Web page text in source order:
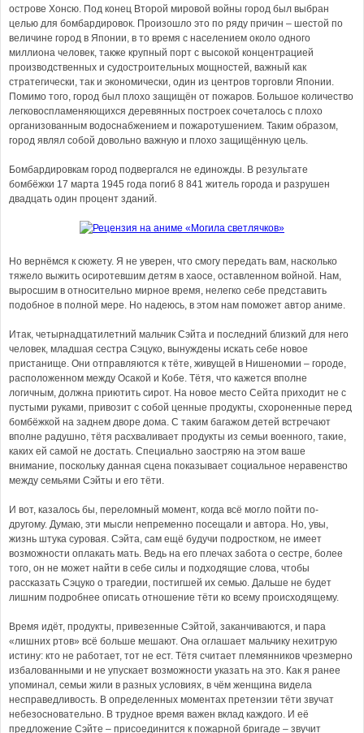
острове Хонсю. Под конец Второй мировой войны город был выбран
целью для бомбардировок. Произошло это по ряду причин – шестой по
величине город в Японии, в то время с населением около одного
миллиона человек, также крупный порт с высокой концентрацией
производственных и судостроительных мощностей, важный как
стратегически, так и экономически, один из центров торговли Японии.
Помимо того, город был плохо защищён от пожаров. Большое количество
легковоспламеняющихся деревянных построек сочеталось с плохо
организованным водоснабжением и пожаротушением. Таким образом,
город являл собой довольно важную и плохо защищённую цель.
Бомбардировкам город подвергался не единожды. В результате
бомбёжки 17 марта 1945 года погиб 8 841 житель города и разрушен
двадцать один процент зданий.
Но вернёмся к сюжету. Я не уверен, что смогу передать вам, насколько
тяжело выжить осиротевшим детям в хаосе, оставленном войной. Нам,
выросшим в относительно мирное время, нелегко себе представить
подобное в полной мере. Но надеюсь, в этом нам поможет автор аниме.
Итак, четырнадцатилетний мальчик Сэйта и последний близкий для него
человек, младшая сестра Сэцуко, вынуждены искать себе новое
пристанище. Они отправляются к тёте, живущей в Нишеномии – городе,
расположенном между Осакой и Кобе. Тётя, что кажется вполне
логичным, должна приютить сирот. На новое место Сейта приходит не с
пустыми руками, привозит с собой ценные продукты, схороненные перед
бомбёжкой на заднем дворе дома. С таким багажом детей встречают
вполне радушно, тётя расхваливает продукты из семьи военного, такие,
каких ей самой не достать. Специально заостряю на этом ваше
внимание, поскольку данная сцена показывает социальное неравенство
между семьями Сэйты и его тёти.
И вот, казалось бы, переломный момент, когда всё могло пойти по-
другому. Думаю, эти мысли непременно посещали и автора. Но, увы,
жизнь штука суровая. Сэйта, сам ещё будучи подростком, не имеет
возможности оплакать мать. Ведь на его плечах забота о сестре, более
того, он не может найти в себе силы и подходящие слова, чтобы
рассказать Сэцуко о трагедии, постигшей их семью. Дальше не будет
лишним подробнее описать отношение тёти ко всему происходящему.
Время идёт, продукты, привезенные Сэйтой, заканчиваются, и пара
«лишних ртов» всё больше мешают. Она оглашает мальчику нехитрую
истину: кто не работает, тот не ест. Тётя считает племянников чрезмерно
избалованными и не упускает возможности указать на это. Как я ранее
упоминал, семьи жили в разных условиях, в чём женщина видела
несправедливость. В определенных моментах претензии тёти звучат
небезосновательно. В трудное время важен вклад каждого. И её
предложение Сэйте – присоединится к пожарной бригаде – звучит